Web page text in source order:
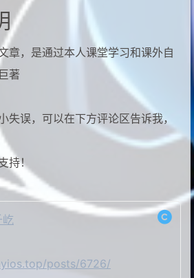
章，是通过本人课堂学习和课外自
著
失误，可以在下方评论区告诉我，
持！
屹
posts/6726/